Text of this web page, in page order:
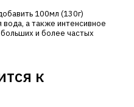
100мл (130г)
а также интенсивное
и более частых
к